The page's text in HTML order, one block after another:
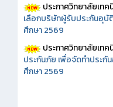
ประกาศวิทยาลัยเท
เลือกบริษัทผู้รับประกันอุบั
ศึกษา 2569
ประกาศวิทยาลัยเท
ประกันภัย เพื่อจัดทำประกั
ศึกษา 2569